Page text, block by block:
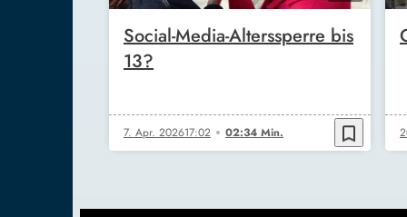
Social-Media-Alterssperre bis
13?
7. Apr. 202617:02 02:34 Min. bookmark_border